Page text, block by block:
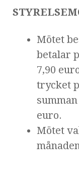
Mötet
betalar
7,90
trycket
euro.
Mötet